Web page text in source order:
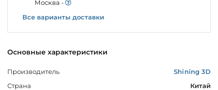
Основные характеристики
Производитель
Shining 3D
Страна
Китай
Моcква -
Все варианты доставки